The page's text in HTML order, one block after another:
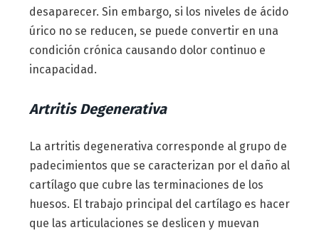
desaparecer. Sin embargo, si los niveles de ácido
úrico no se reducen, se puede convertir en una
condición crónica causando dolor continuo e
incapacidad.
Artritis Degenerativa
La artritis degenerativa corresponde al grupo de
padecimientos que se caracterizan por el daño al
cartílago que cubre las terminaciones de los
huesos. El trabajo principal del cartílago es hacer
que las articulaciones se deslicen y muevan